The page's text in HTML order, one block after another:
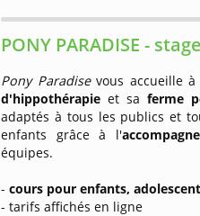
PONY PARADISE -
Pony Paradisevous accueille à
d'hippothérapie et saferme
adaptés à tous les publics et
enfants grâce à l'
équipes.
-cours pour enfants,
- tarifs affichés en ligne